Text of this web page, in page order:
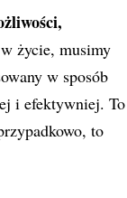
życie, musimy
w sposób
i efektywniej. To
to